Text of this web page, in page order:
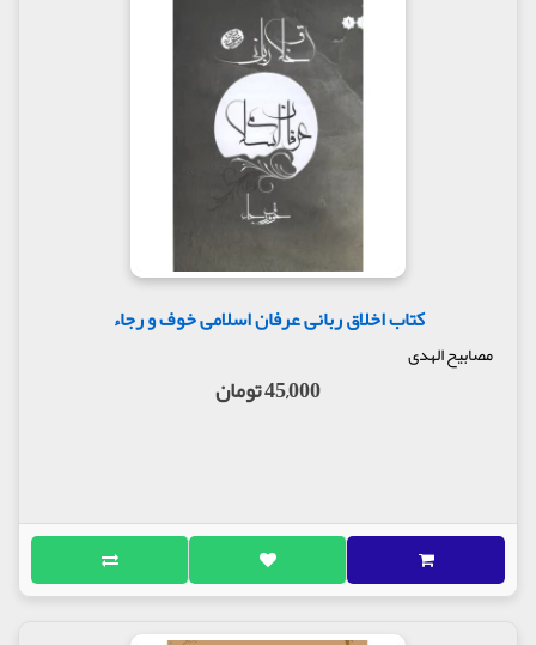
کتاب اخلاق ربانی عرفان اسلامی خوف و رجاء
مصابیح الهدی
45,000 تومان